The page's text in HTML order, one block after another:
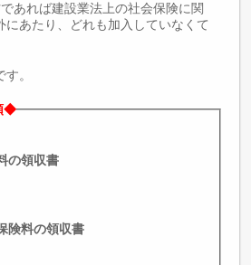
あれば建設業法上の社会保険に関
にあたり、どれも加入していなくて
。
◆
の領収書
険料の領収書